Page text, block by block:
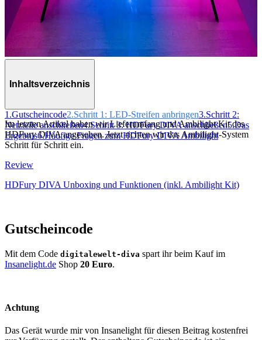
Inhaltsverzeichnis
1.Gutscheincode2.Schritt 1: LED-Streifen anbringen3.Schritt 2:
Netzteile anschließen4.Schritt 3: HDFury DIVA anschließen5.Das
Ergebnis6.Häufige Fragen zum HDFury DIVA Ambilight
Im letzten Artikel haben wir Lieferumfang und Ambilight Kit des
HDFury DIVA angesehen. Jetzt richten wir das Ambilight-System
Schritt für Schritt ein.
Review
HDFury DIVA Unboxing und Funktionen (inkl. Ambilight Kit)
Gutscheincode
Mit dem Code digitalewelt-diva spart ihr beim Kauf im
Insanelight.de Shop 20 Euro.
Achtung
Das Gerät wurde mir von Insanelight für diesen Beitrag kostenfrei